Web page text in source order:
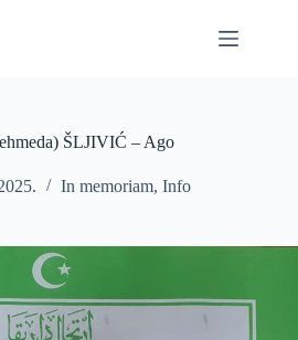
ŠLJIVIĆ – Ago
In memoriam, Info